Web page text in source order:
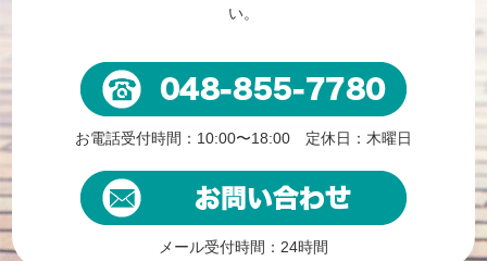
い。
お電話受付時間：10:00〜18:00 定休日：木曜日
メール受付時間：24時間